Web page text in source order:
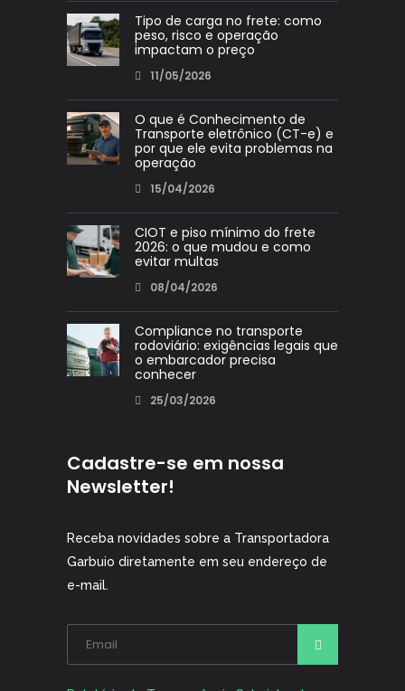
Tipo de carga no frete: como
peso, risco e operação
impactam o preço
11/05/2026
O que é Conhecimento de
Transporte eletrônico (CT-e) e
por que ele evita problemas na
operação
15/04/2026
CIOT e piso mínimo do frete
2026: o que mudou e como
evitar multas
08/04/2026
Compliance no transporte
rodoviário: exigências legais que
o embarcador precisa
conhecer
25/03/2026
Cadastre-se em nossa
Newsletter!
Receba novidades sobre a Transportadora
Garbuio diretamente em seu endereço de
e-mail.